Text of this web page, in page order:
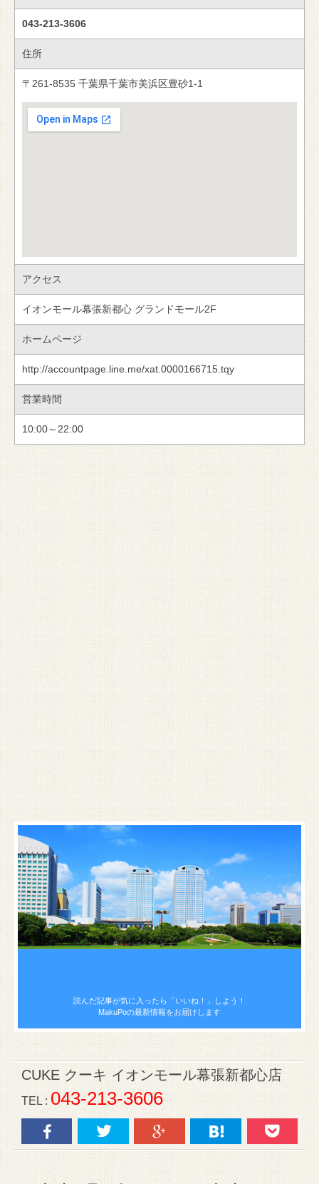
043-213-3606
住所
〒261-8535 千葉県千葉市美浜区豊砂1-1
アクセス
イオンモール幕張新都心 グランドモール2F
ホームページ
http://accountpage.line.me/xat.0000166715.tqy
営業時間
10:00～22:00
読んだ記事が気に入ったら 「いいね！」しよう！
MakuPoの最新情報をお届けします
CUKE クーキ イオンモール幕張新都心店
TEL : 043-213-3606